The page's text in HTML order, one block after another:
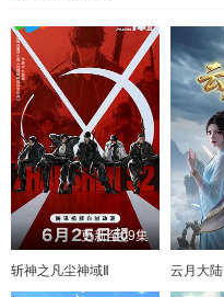
更新至09集
斩神之凡尘神域Ⅱ 云月大陆